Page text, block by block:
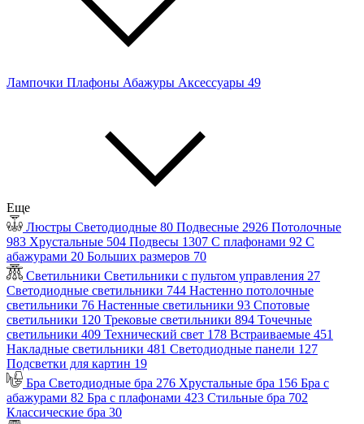
Лампочки Плафоны Абажуры Аксессуары 49
Еще
Люстры Светодиодные 80 Подвесные 2926 Потолочные
983 Хрустальные 504 Подвесы 1307 С плафонами 92 С
абажурами 20 Больших размеров 70
Светильники Светильники с пультом управления 27
Светодиодные светильники 744 Настенно потолочные
светильники 76 Настенные светильники 93 Спотовые
светильники 120 Трековые светильники 894 Точечные
светильники 409 Технический свет 178 Встраиваемые 451
Накладные светильники 481 Светодиодные панели 127
Подсветки для картин 19
Бра Светодиодные бра 276 Хрустальные бра 156 Бра с
абажурами 82 Бра с плафонами 423 Стильные бра 702
Классические бра 30